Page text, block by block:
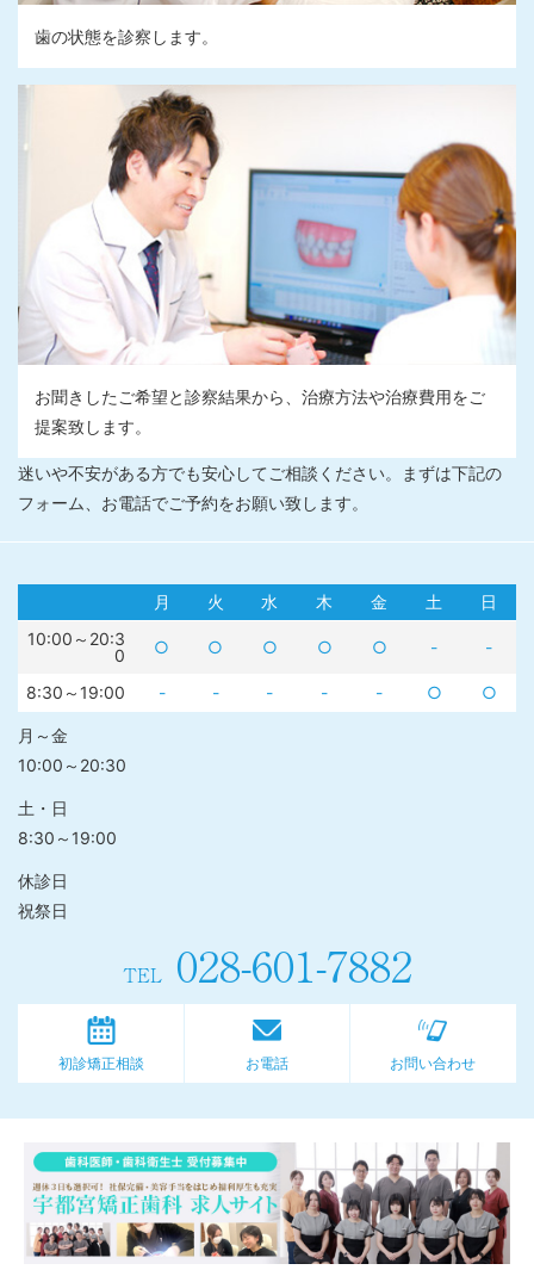
歯の状態を診察します。
お聞きしたご希望と診察結果から、治療方法や治療費用をご
提案致します。
迷いや不安がある方でも安心してご相談ください。まずは下記の
フォーム、お電話でご予約をお願い致します。
月 火 水 木 金 土
日
10:00～20:3
0
○ ○ ○ ○ ○ - -
8:30～19:00 - - - - - ○ ○
月～金
10:00～20:30
土・日
8:30～19:00
休診日
祝祭日
TEL028-601-7882
初診矯正相談 お電話 お問い合わせ